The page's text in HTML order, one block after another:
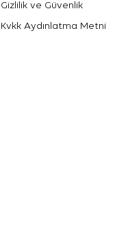
Gizlilik ve Güvenlik
Kvkk Aydınlatma Metni